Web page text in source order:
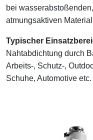
bei
atmungsaktiven
Typischer
Nahtabdichtung durch
Arbeits-, Schutz-,
Schuhe, Automotive etc.